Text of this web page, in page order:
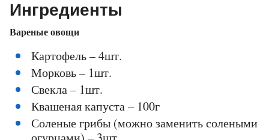
Ингредиенты
Вареные овощи
Картофель – 4шт.
Морковь – 1шт.
Свекла – 1шт.
Квашеная капуста – 100г
Соленые грибы (можно заменить солеными